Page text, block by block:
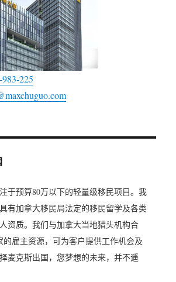
225
于预算80万以下的轻量级移民项目。我
有加拿大移民局法定的移民留学及各类
资质。我们与加拿大当地猎头机构合
的雇主资源，可为客户提供工作机会及
麦克斯出国，您梦想的未来，并不遥